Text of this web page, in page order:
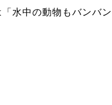
水中の動物もバンバン